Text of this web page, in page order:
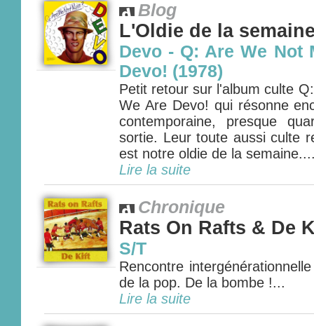
Blog
L'Oldie de la
Devo - Q: Are We Not
Devo! (1978)
Petit retour sur l'album culte
We Are Devo! qui résonne
contemporaine, presque
sortie. Leur toute aussi culte
est notre oldie de la
Lire la suite
Chronique
Rats On Rafts & De
S/T
Rencontre
de la pop. De la bombe !...
Lire la suite